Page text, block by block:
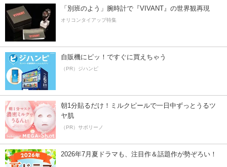
「別班のよう」腕時計で『VIVANT』の世界観再現
オリコンタイアップ特集
自販機にピッ！ですぐに買えちゃう
（PR）ジハンピ
朝1分貼るだけ！ミルクピールで一日中ずっとうるツ
ヤ肌
（PR）サボリーノ
2026年7月夏ドラマも、注目作＆話題作が勢ぞろい！